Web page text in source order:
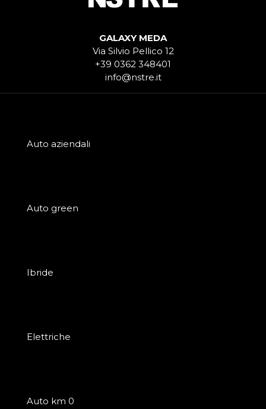
GALAXY MEDA
Via Silvio Pellico 12
+39 0362 348401
info@nstre.it
Auto aziendali
Auto green
Ibride
Elettriche
Auto km 0